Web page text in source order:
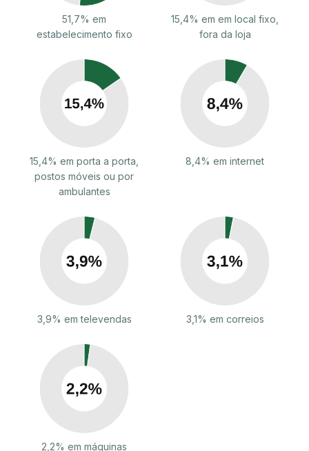
51,7% em
estabelecimento fixo
15,4% em em local fixo,
fora da loja
15,4% em porta a porta,
postos móveis ou por
ambulantes
8,4% em internet
3,9% em televendas 3,1% em correios
2,2% em máquinas